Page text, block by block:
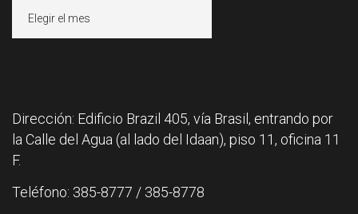
Dirección: Edificio Brazil 405, vía Brasil, entrando por
la Calle del Agua (al lado del Idaan), piso 11, oficina 11
F.
Teléfono: 385-8777 / 385-8778